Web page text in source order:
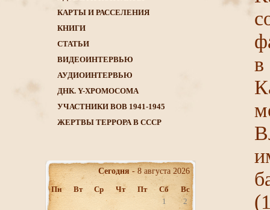
КАРТЫ И РАССЕЛЕНИЯ
КНИГИ
CТАТЬИ
ВИДЕОИНТЕРВЬЮ
АУДИОИНТЕРВЬЮ
ДНК. Y-ХРОМОСОМА
УЧАСТНИКИ ВОВ 1941-1945
ЖЕРТВЫ ТЕРРОРА В СССР
Сегодня - 8 августа 2026
Пн
Вт Ср Чт Пт Сб
Вс
1
2